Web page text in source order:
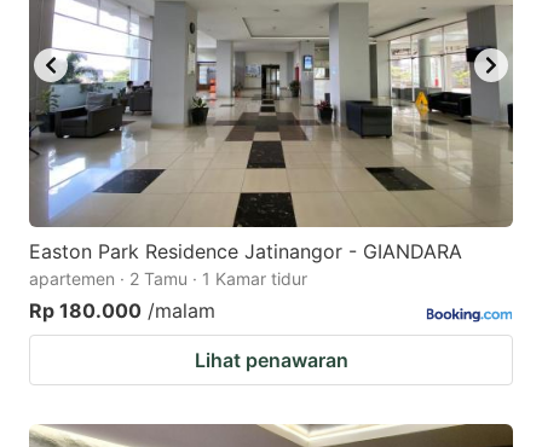
Easton Park Residence Jatinangor - GIANDARA
apartemen · 2 Tamu · 1 Kamar tidur
Rp 180.000 /malam
Lihat penawaran